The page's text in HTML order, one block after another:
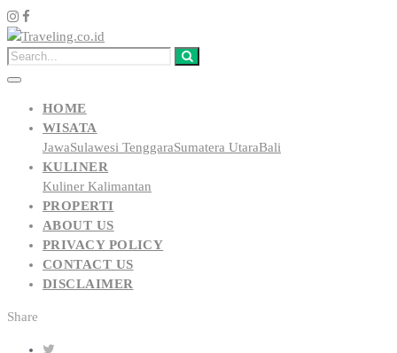
HOME
WISATA
JawaSulawesi TenggaraSumatera UtaraBali
KULINER
Kuliner Kalimantan
PROPERTI
ABOUT US
PRIVACY POLICY
CONTACT US
DISCLAIMER
Share